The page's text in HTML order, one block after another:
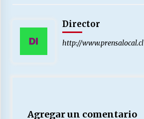
Director
http://www.prensalocal.cl
Agregar un comentario